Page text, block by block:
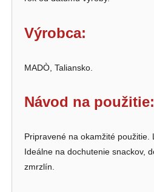
Výrobca:
MADÒ, Taliansko.
Návod na použitie:
Pripravené na okamžité použitie.
Ideálne na dochutenie snackov,
zmrzlín.